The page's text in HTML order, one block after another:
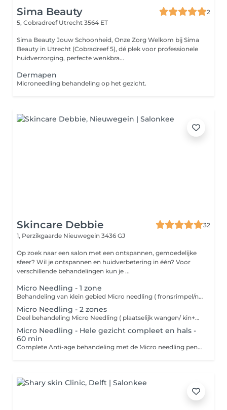
Sima Beauty
2
5, Cobradreef Utrecht 3564 ET
Sima Beauty Jouw Schoonheid, Onze Zorg Welkom bij Sima
Beauty in Utrecht (Cobradreef 5), dé plek voor professionele
huidverzorging, perfecte wenkbra...
Dermapen
Microneedling behandeling op het gezicht.
Skincare Debbie
32
1, Perzikgaarde Nieuwegein 3436 GJ
Op zoek naar een salon met een ontspannen, gemoedelijke
sfeer? Wil je ontspannen en huidverbetering in één? Voor
verschillende behandelingen kun je ...
Micro Needling - 1 zone
Behandeling van klein gebied Micro needling ( fronsrimpel/neus lipplooi/bovenlip/litteken) - Reingen van de huid - Micro needling gewenste gebied met intensief serum - Dag/nacht verzorging Microneedling is een cosmetische behandeling waarbij met een apparaat microscopisch kleine naaldjes over de huid gaan. Deze naaldjes prikken hele kleine gaatjes in de huid. Dit klinkt misschien heftig, maar deze "micro-wondjes" activeren het natuurlijke genezingsproces van het lichaam. Wat doet microneedling voor een strakkere huid? De kleine prikjes stimuleren het lichaam om: - Collageen aan te maken zorgt voor een stevigere huidstructuur - Elastine aan te maken helpt de huid om veerkrachtiger en soepeler te blijven - Celvernieuwing te bevorderen wat zorgt voor een frissere uitstraling Hierdoor wordt de huid: - Strakker - Gladder - Minder verslapt - Egaler in teint en textuur
Micro Needling - 2 zones
Deel behandeling Micro Needling ( plaatselijk wangen/ kin+mond+neuslipplooi / ogen / voorhoofd /hals) - Reingen van de huid - Micro needling gewenste gebied incl. intensief serum - Kalmerend masker - Dag/nacht verzorging Behandeling van klein gebied Micro needling ( fronsrimpel/neus lipplooi/bovenlip/litteken) - Reingen van de huid - Micro needling gewenste gebied met intensief serum - Dag/nacht verzorging Microneedling is een cosmetische behandeling waarbij met een apparaat microscopisch kleine naaldjes over de huid gaan. Deze naaldjes prikken hele kleine gaatjes in de huid. Dit klinkt misschien heftig, maar deze "micro-wondjes" activeren het natuurlijke genezingsproces van het lichaam. Wat doet microneedling voor een strakkere huid? De kleine prikjes stimuleren het lichaam om: - Collageen aan te maken zorgt voor een stevigere huidstructuur - Elastine aan te maken helpt de huid om veerkrachtiger en soepeler te blijven - Celvernieuwing te bevorderen wat zorgt voor een frissere uitstraling Hierdoor wordt de huid: - Strakker - Gladder - Minder verslapt - Egaler in teint en textuur
Micro Needling - Hele gezicht compleet en hals -
60 min
Complete Anti-age behandeling met de Micro needling pen. - Reinigen van de huid - Epileren/waxen wenkbrauwen - Milde peeling - Micro Needling totale gezicht en hals met gebruik van intensief ampul - Kalmerend masker - Massage nek/hals/decollete - Dag/nacht verzorging Behandeling van klein gebied Micro needling ( fronsrimpel/neus lipplooi/bovenlip/litteken) - Reingen van de huid - Micro needling gewenste gebied met intensief serum - Dag/nacht verzorging Microneedling is een cosmetische behandeling waarbij met een apparaat microscopisch kleine naaldjes over de huid gaan. Deze naaldjes prikken hele kleine gaatjes in de huid. Dit klinkt misschien heftig, maar deze "micro-wondjes" activeren het natuurlijke genezingsproces van het lichaam. Wat doet microneedling voor een strakkere huid? De kleine prikjes stimuleren het lichaam om: - Collageen aan te maken zorgt voor een stevigere huidstructuur - Elastine aan te maken helpt de huid om veerkrachtiger en soepeler te blijven - Celvernieuwing te bevorderen wat zorgt voor een frissere uitstraling Hierdoor wordt de huid: - Strakker - Gladder - Minder verslapt - Egaler in teint en textuur